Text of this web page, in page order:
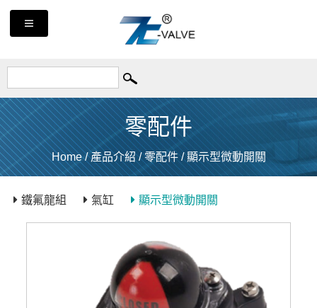
零配件
Home/產品介紹/零配件/顯示型微動開關
鐵氟龍組 氣缸 顯示型微動開關